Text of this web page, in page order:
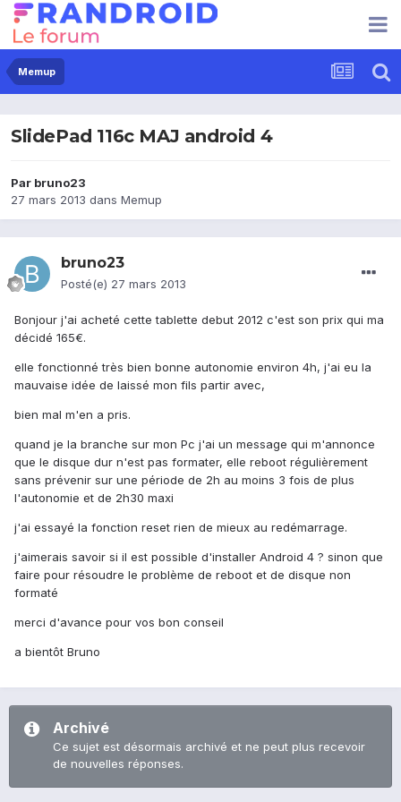
Memup
SlidePad 116c MAJ android 4
Par bruno23
27 mars 2013 dans Memup
bruno23
Posté(e) 27 mars 2013
Bonjour j'ai acheté cette tablette debut 2012 c'est son prix qui ma
décidé 165€.
elle fonctionné très bien bonne autonomie environ 4h, j'ai eu la
mauvaise idée de laissé mon fils partir avec,
bien mal m'en a pris.
quand je la branche sur mon Pc j'ai un message qui m'annonce
que le disque dur n'est pas formater, elle reboot régulièrement
sans prévenir sur une période de 2h au moins 3 fois de plus
l'autonomie et de 2h30 maxi
j'ai essayé la fonction reset rien de mieux au redémarrage.
j'aimerais savoir si il est possible d'installer Android 4 ? sinon que
faire pour résoudre le problème de reboot et de disque non
formaté
merci d'avance pour vos bon conseil
a bientôt Bruno
Archivé
Ce sujet est désormais archivé et ne peut plus recevoir
de nouvelles réponses.